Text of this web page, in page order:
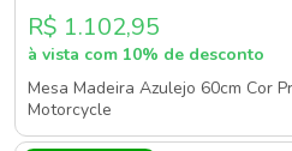
R$ 1.102,95
à vista com 10% de desconto
Mesa Madeira Azulejo 60cm Cor
Motorcycle